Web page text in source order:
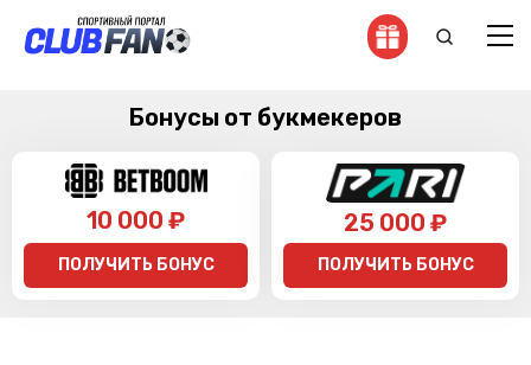
Бонусы от букмекеров
10 000 ₽
ПОЛУЧИТЬ БОНУС
25 000 ₽
ПОЛУЧИТЬ БОНУС